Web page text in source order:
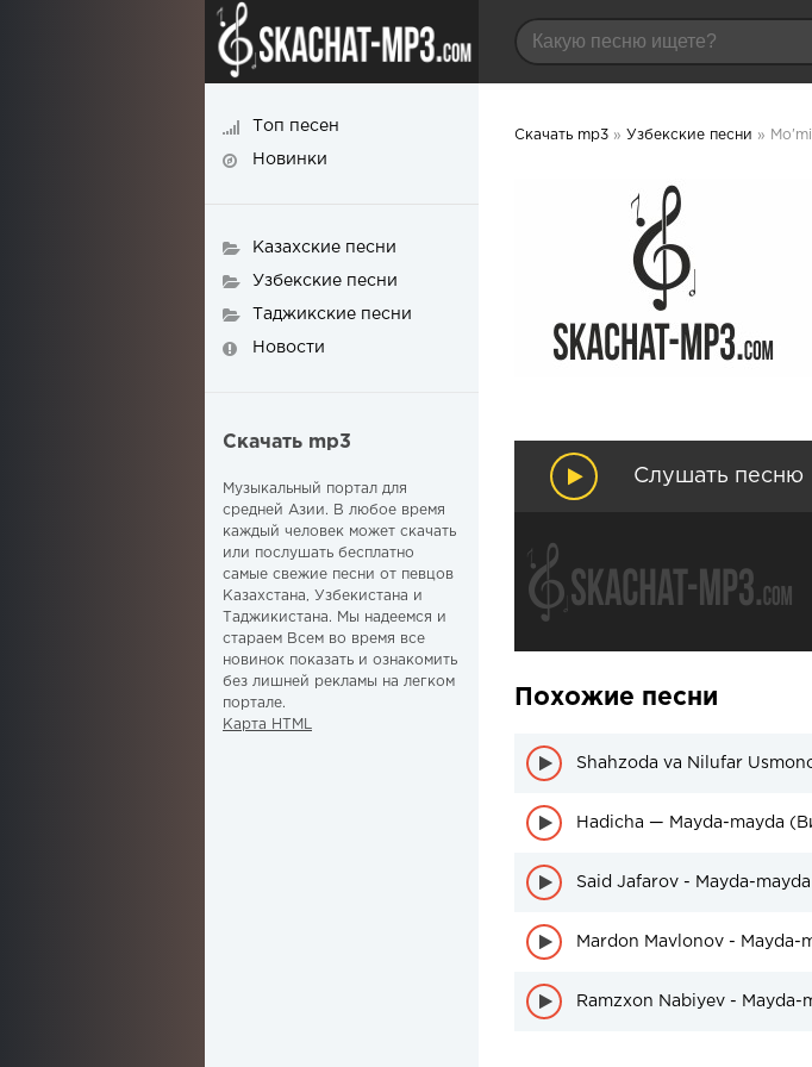
Скачать mp3 » Узбекские песни »
Слушать песню
Похожие песни
Shahzoda va Nilufar
Hadicha — Mayda-mayda
Said Jafarov - Mayda-mayda
Mardon Mavlonov - Mayda-
Ramzxon Nabiyev - Mayda-
Топ песен
Новинки
Казахские песни
Узбекские песни
Таджикские песни
Новости
Скачать mp3
Музыкальный портал для
средней Азии. В любое время
каждый человек может скачать
или послушать бесплатно
самые свежие песни от певцов
Казахстана, Узбекистана и
Таджикистана. Мы надеемся и
стараем Всем во время все
новинок показать и ознакомить
без лишней рекламы на легком
портале.
Карта HTML